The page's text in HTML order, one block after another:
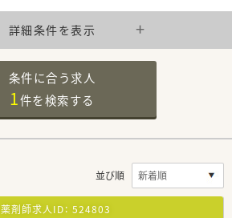
詳細条件を表示
条件に合う求人
1件を検索する
並び順
薬剤師求人ID： 524803